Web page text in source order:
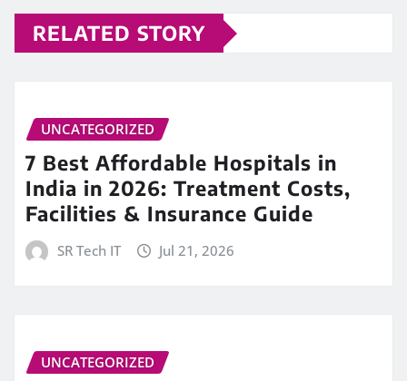
RELATED STORY
UNCATEGORIZED
7 Best Affordable Hospitals in
India in 2026: Treatment Costs,
Facilities & Insurance Guide
SR Tech IT Jul 21, 2026
UNCATEGORIZED